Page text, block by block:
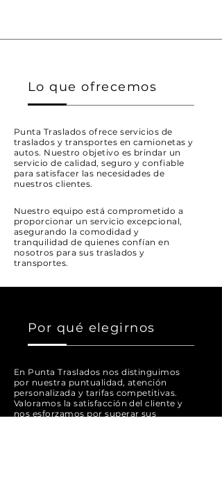
Lo que ofrecemos
Punta Traslados ofrece servicios de
traslados y transportes en camionetas y
autos. Nuestro objetivo es brindar un
servicio de calidad, seguro y confiable
para satisfacer las necesidades de
nuestros clientes.
Nuestro equipo está comprometido a
proporcionar un servicio excepcional,
asegurando la comodidad y
tranquilidad de quienes confían en
nosotros para sus traslados y
transportes.
Por qué elegirnos
En Punta Traslados nos distinguimos
por nuestra puntualidad, atención
personalizada y tarifas competitivas.
Valoramos la satisfacción del cliente y
nos esforzamos por superar sus